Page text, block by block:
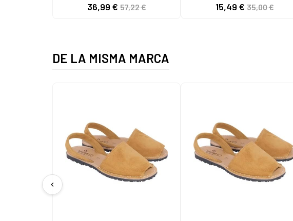
NEOPRENE TAUPE
36,99 €57,22 €
- NEOPRENE BEIGE
15,49 € 35,00 €
DE LA MISMA MARCA
chevron_left